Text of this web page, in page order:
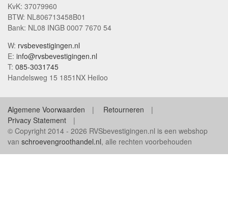
KvK: 37079960
BTW: NL806713458B01
Bank: NL08 INGB 0007 7670 54
W: rvsbevestigingen.nl
E: info@rvsbevestigingen.nl
T: 085-3031745
Handelsweg 15 1851NX Heiloo
Algemene Voorwaarden
Retourneren
Privacy Statement
© Copyright 2014 - 2026 RVSbevestigingen.nl is een webshop
van schroevengroothandel.nl, alle rechten voorbehouden